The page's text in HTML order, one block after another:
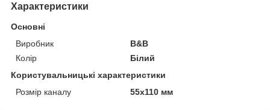
Характеристики
Основні
Виробник
B&B
Колір
Білий
Користувальницькі характеристики
Розмір каналу
55х110 мм